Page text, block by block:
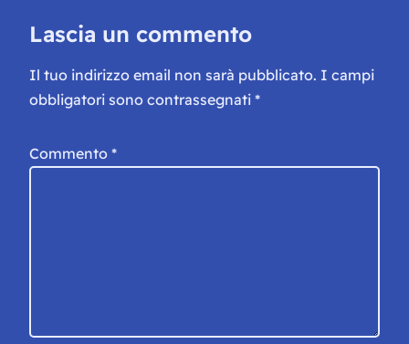
Lascia un commento
Il tuo indirizzo email non sarà pubblicato. I campi
obbligatori sono contrassegnati *
Commento *